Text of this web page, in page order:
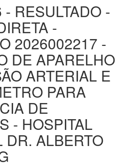
RESULTADO -
-
2026002217 -
DE APARELHO
ARTERIAL E
PARA
DE
- HOSPITAL
DR. ALBERTO